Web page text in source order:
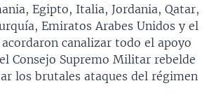
Egipto, Italia, Jordania, Qatar,
Emiratos Arabes Unidos y el
canalizar todo el apoyo
Consejo Supremo Militar rebelde
los brutales ataques del régimen